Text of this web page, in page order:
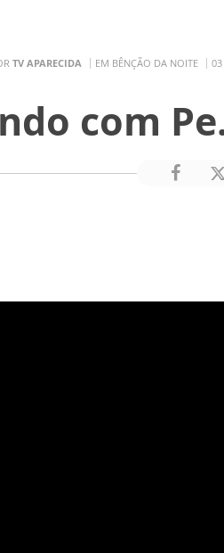
TV APARECIDA EM BÊNÇÃO DA NOITE
com